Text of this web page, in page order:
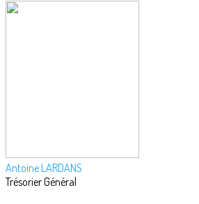
Antoine LARDANS
Trésorier Général